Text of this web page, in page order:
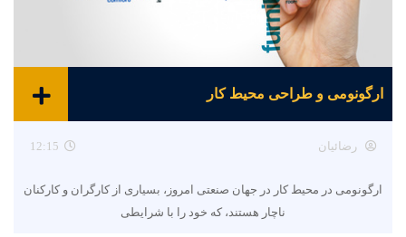
ارگونومی و طراحی محیط کار
رضائیان 12:15
ارگونومی در محیط کار در جهان صنعتی امروز، بسیاری از کارگران و کارکنان
ناچار هستند، که خود را با شرایطی